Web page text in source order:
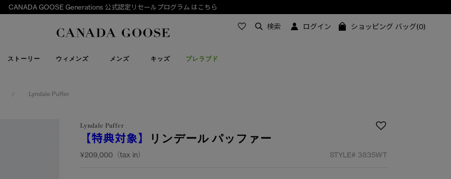
CANADA GOOSE Generations 公式認定リセールプログラム はこちら
Canada Goose
ストーリー ウィメンズ メンズ キッズ プレラブド
下取り申請 検索 ログイン ショッピング バッグ(0)
/ Lyndale Puffer
Lyndale Puffer
【特典対象】 リンデール パッファー
¥209,000（tax in） STYLE# 3835WT